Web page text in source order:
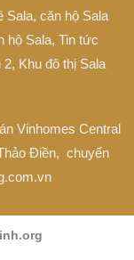
Sala, căn hộ Sala
hộ Sala, Tin tức
2, Khu đô thị Sala
Vinhomes Central
Điền, chuyển